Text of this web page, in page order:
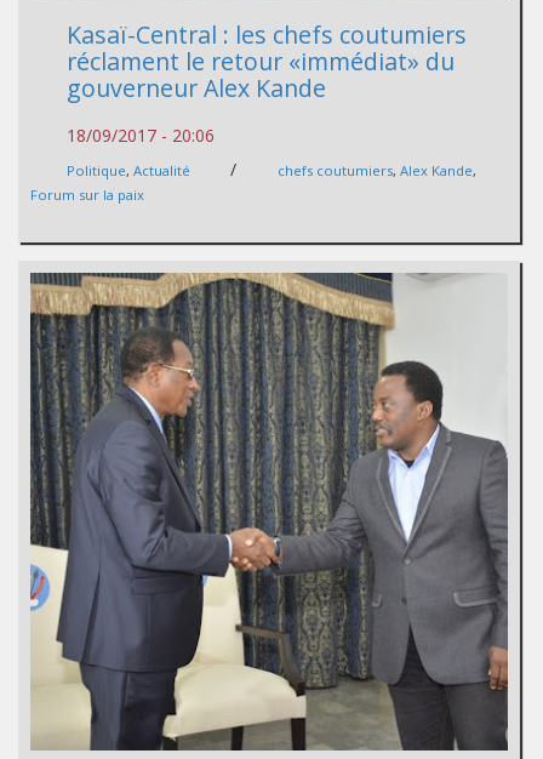
Kasaï-Central : les chefs coutumiers
réclament le retour «immédiat» du
gouverneur Alex Kande
18/09/2017 - 20:06
Politique, Actualité / chefs coutumiers, Alex Kande,
Forum sur la paix